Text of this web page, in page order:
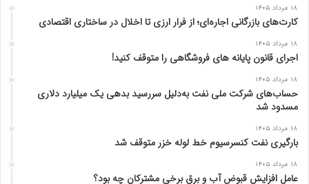
۱۸ مرداد ۱۴۰۵
کارت‌های بازرگانی اجاره‌ای؛ از فرار ارزی تا اخلال در ساختاری اقتصادی
۱۸ مرداد ۱۴۰۵
اجرای قانون پایانه های فروشگاهی را متوقف کنید!
۱۸ مرداد ۱۴۰۵
حساب‌های شرکت ملی نفت به‌دلیل سررسید بدهی یک میلیارد دلاری
مسدود شد
۱۸ مرداد ۱۴۰۵
بارگیری نفت کنسرسیوم خط لوله خزر متوقف شد
۱۸ مرداد ۱۴۰۵
عامل افزایش قبوض آب و برق برخی مشترکان چه بود؟